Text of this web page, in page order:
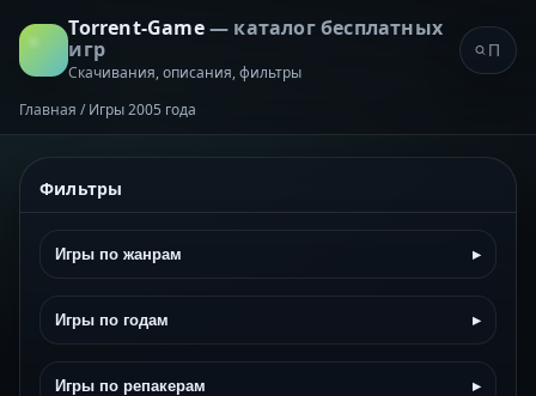
Torrent-Game— каталог бесплатных
игр
Скачивания, описания, фильтры
Главная / Игры 2005 года
Фильтры
Игры по жанрам ▸
Игры по годам ▸
Игры по репакерам ▸